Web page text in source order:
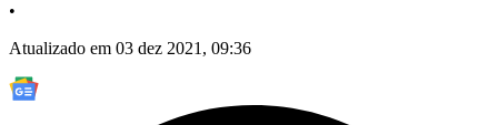
•
Atualizado em 03 dez 2021, 09:36